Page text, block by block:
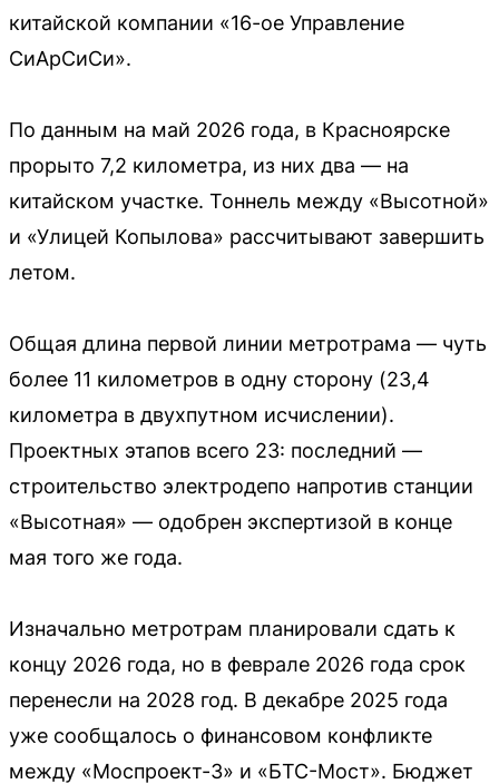
китайской компании «16-ое Управление
СиАрСиСи».
По данным на май 2026 года, в Красноярске
прорыто 7,2 километра, из них два — на
китайском участке. Тоннель между «Высотной»
и «Улицей Копылова» рассчитывают завершить
летом.
Общая длина первой линии метротрама — чуть
более 11 километров в одну сторону (23,4
километра в двухпутном исчислении).
Проектных этапов всего 23: последний —
строительство электродепо напротив станции
«Высотная» — одобрен экспертизой в конце
мая того же года.
Изначально метротрам планировали сдать к
концу 2026 года, но в феврале 2026 года срок
перенесли на 2028 год. В декабре 2025 года
уже сообщалось о финансовом конфликте
между «Моспроект-3» и «БТС-Мост». Бюджет